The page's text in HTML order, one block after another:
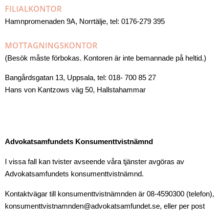
FILIALKONTOR
Hamnpromenaden 9A, Norrtälje, tel: 0176-279 395
MOTTAGNINGSKONTOR
(Besök måste förbokas. Kontoren är inte bemannade på heltid.)
Bangårdsgatan 13, Uppsala, tel: 018- 700 85 27
Hans von Kantzows väg 50, Hallstahammar
Advokatsamfundets Konsumenttvistnämnd
I vissa fall kan tvister avseende våra tjänster avgöras av
Advokatsamfundets konsumenttvistnämnd.
Kontaktvägar till konsumenttvistnämnden är 08-4590300 (telefon),
konsumenttvistnamnden@advokatsamfundet.se, eller per post